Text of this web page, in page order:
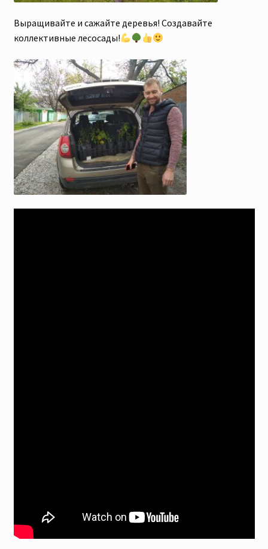
Выращивайте и сажайте деревья! Создавайте
коллективные лесосады!